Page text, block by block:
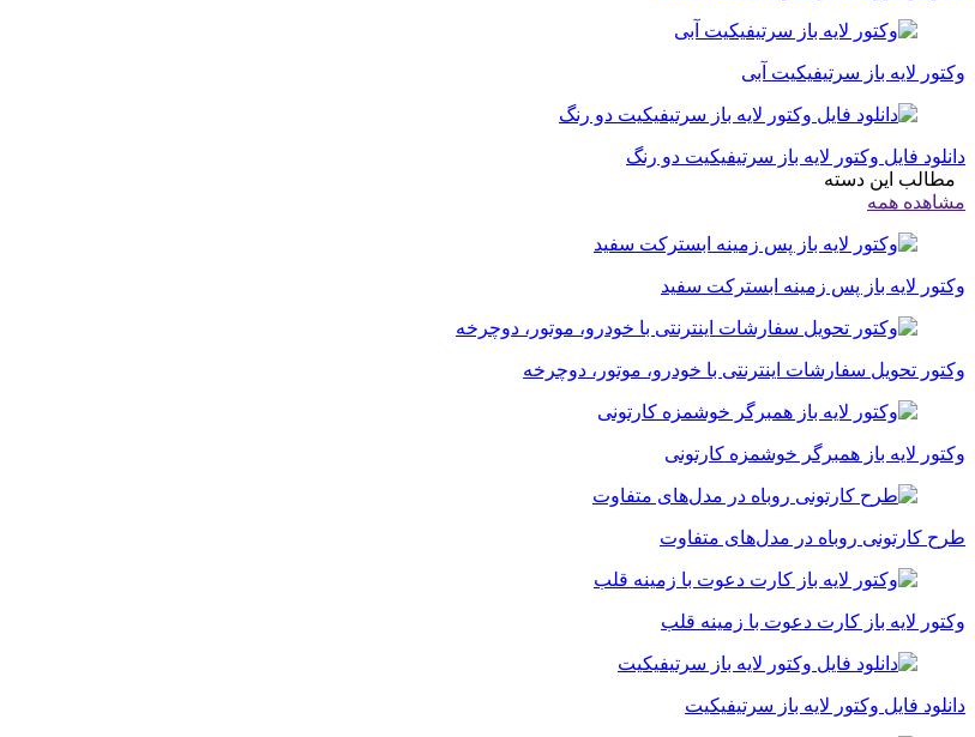
وکتور لایه باز سرتیفیکیت آبی
دانلود فایل وکتور لایه باز سرتیفیکیت دو رنگ
مطالب این دسته
مشاهده همه
وکتور لایه باز پس زمینه ابسترکت سفید
وکتور تحویل سفارشات اینترنتی با خودرو، موتور، دوچرخه
وکتور لایه باز همبرگر خوشمزه کارتونی
طرح کارتونی روباه در مدل‌های متفاوت
وکتور لایه باز کارت دعوت با زمینه قلب
دانلود فایل وکتور لایه باز سرتیفیکیت